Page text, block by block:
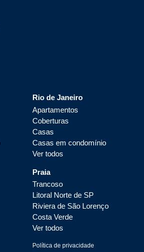
Rio de Janeiro
Apartamentos
Coberturas
Casas
Casas em condomínio
Ver todos
Praia
Trancoso
Litoral Norte de SP
Riviera de São Lorenço
Costa Verde
Ver todos
Política de privacidade